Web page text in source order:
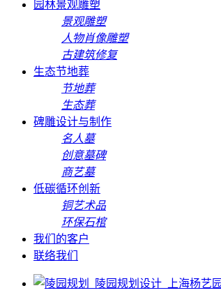
园林景观雕塑
景观雕塑
人物肖像雕塑
古建筑修复
生态节地葬
节地葬
生态葬
碑雕设计与制作
名人墓
创意墓碑
商艺墓
低碳循环创新
铜艺术品
环保石棺
我们的客户
联络我们